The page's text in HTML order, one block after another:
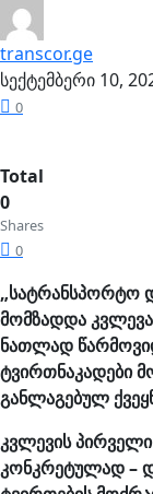
transcor.ge
სექტემბერი 10,
0
Total
0
Shares
0
„სატრანსპორტო
მომზადდა
ნათლად
ტვირთნაკადები
განლაგებულ
კვლევის
კონკრეტულად –